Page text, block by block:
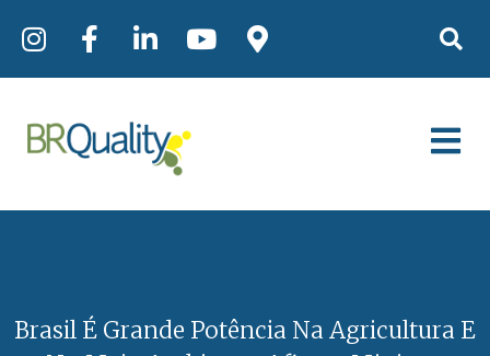
Brasil É Grande Potência Na Agricultura E